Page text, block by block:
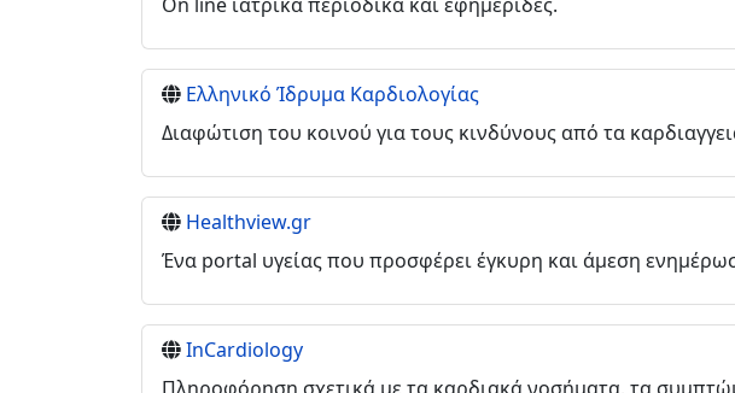
Ελληνικό Ίδρυμα Καρδιολογίας
Διαφώτιση του κοινού για τους κινδύνους από τα
Healthview.gr
Ένα portal υγείας που προσφέρει έγκυρη και άμεση
InCardiology